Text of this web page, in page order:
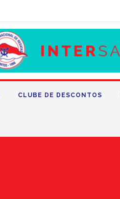
CLUBE DE DESCONTOS